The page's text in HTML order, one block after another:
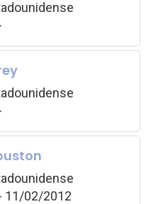
11/02/2012